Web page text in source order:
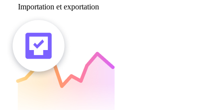
Importation et exportation